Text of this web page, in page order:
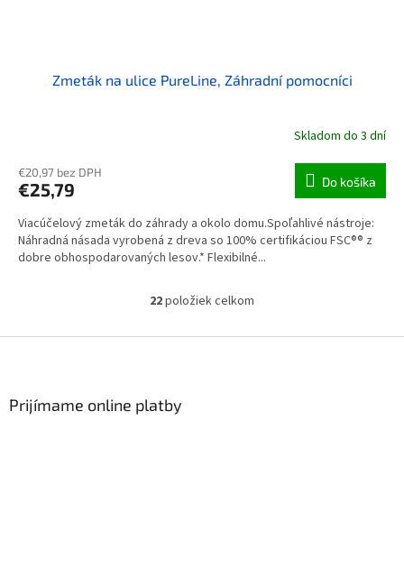
Zmeták na ulice PureLine, Záhradní pomocníci
Skladom do 3 dní
€20,97 bez DPH
€25,79 Do košíka
Viacúčelový zmeták do záhrady a okolo domu.Spoľahlivé nástroje:
Náhradná násada vyrobená z dreva so 100% certifikáciou FSC®® z
dobre obhospodarovaných lesov.* Flexibilné...
Ovládacie prvky výpisu
22položiek celkom
Prijímame online platby